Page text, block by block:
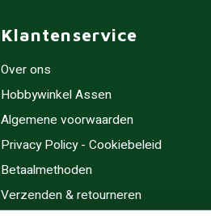
Klantenservice
Over ons
Hobbywinkel Assen
Algemene voorwaarden
Privacy Policy - Cookiebeleid
Betaalmethoden
Verzenden & retourneren